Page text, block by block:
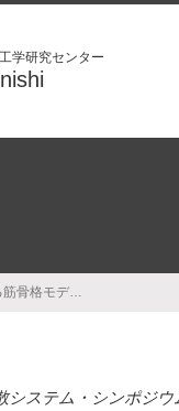
学研究センター
70筋を有する筋骨格モデルの3次元歩行のための制御パラメータ探索
システム・シンポジウ